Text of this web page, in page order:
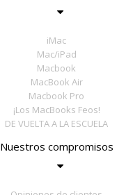
iMac
Mac/iPad
Macbook
MacBook Air
Macbook Pro
¡Los MacBooks Feos!
DE VUELTA A LA ESCUELA
Nuestros compromisos